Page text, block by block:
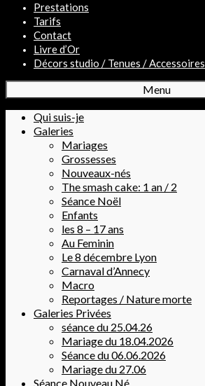
Prestations
Tarifs
Contact
Livre d’Or
Décors studio / Tenues / Accessoires
Menu
Qui suis-je
Galeries
Mariages
Grossesses
Nouveaux-nés
The smash cake: 1 an / 2
Séance Noël
Enfants
les 8 – 17 ans
Au Feminin
Le 8 décembre Lyon
Carnaval d’Annecy
Macro
Reportages / Nature morte
Galeries Privées
séance du 25.04.26
Mariage du 18.04.2026
Séance du 06.06.2026
Mariage du 27.06
Séance Nouveau Né